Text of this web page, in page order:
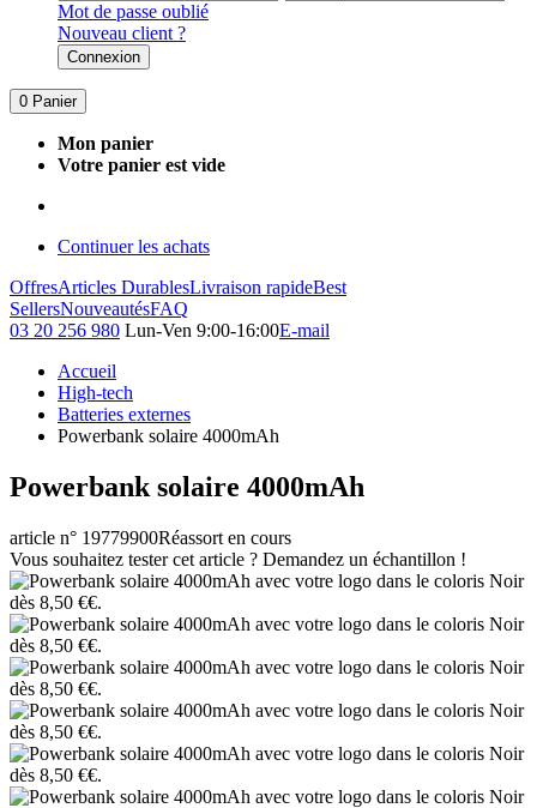
Mot de passe oublié
Nouveau client ?
Connexion
0 Panier
Mon panier
Votre panier est vide
Continuer les achats
OffresArticles DurablesLivraison rapideBest
SellersNouveautésFAQ
03 20 256 980 Lun-Ven 9:00-16:00E-mail
Accueil
High-tech
Batteries externes
Powerbank solaire 4000mAh
Powerbank solaire 4000mAh
article n° 19779900Réassort en cours
Vous souhaitez tester cet article ? Demandez un échantillon !